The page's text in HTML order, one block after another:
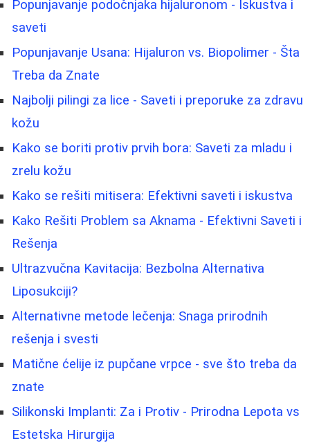
Popunjavanje podočnjaka hijaluronom - Iskustva i
saveti
Popunjavanje Usana: Hijaluron vs. Biopolimer - Šta
Treba da Znate
Najbolji pilingi za lice - Saveti i preporuke za zdravu
kožu
Kako se boriti protiv prvih bora: Saveti za mladu i
zrelu kožu
Kako se rešiti mitisera: Efektivni saveti i iskustva
Kako Rešiti Problem sa Aknama - Efektivni Saveti i
Rešenja
Ultrazvučna Kavitacija: Bezbolna Alternativa
Liposukciji?
Alternativne metode lečenja: Snaga prirodnih
rešenja i svesti
Matične ćelije iz pupčane vrpce - sve što treba da
znate
Silikonski Implanti: Za i Protiv - Prirodna Lepota vs
Estetska Hirurgija